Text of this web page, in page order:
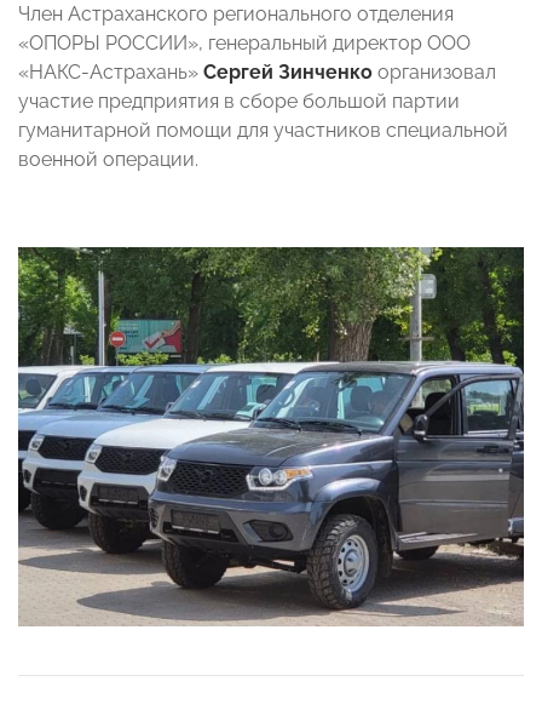
Член Астраханского регионального отделения
«ОПОРЫ РОССИИ», генеральный директор ООО
«НАКС-Астрахань» Сергей Зинченко организовал
участие предприятия в сборе большой партии
гуманитарной помощи для участников специальной
военной операции.